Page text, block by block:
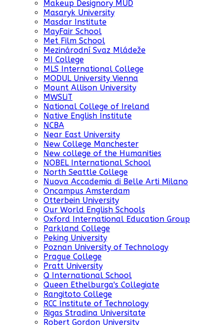
Makeup Designory MUD
Masaryk University
Masdar Institute
MayFair School
Met Film School
Mezinárodní Svaz Mládeže
MI College
MLS International College
MODUL University Vienna
Mount Allison University
MWSLiT
National College of Ireland
Native English Institute
NCBA
Near East University
New College Manchester
New college of the Humanities
NOBEL International School
North Seattle College
Nuova Accademia di Belle Arti Milano
Oncampus Amsterdam
Otterbein University
Our World English Schools
Oxford International Education Group
Parkland College
Peking University
Poznan University of Technology
Prague College
Pratt University
Q International School
Queen Ethelburga's Collegiate
Rangitoto College
RCC Institute of Technology
Rigas Stradina Universitate
Robert Gordon University